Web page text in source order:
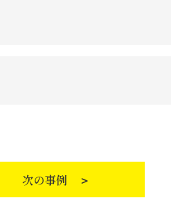
次の事例 ＞